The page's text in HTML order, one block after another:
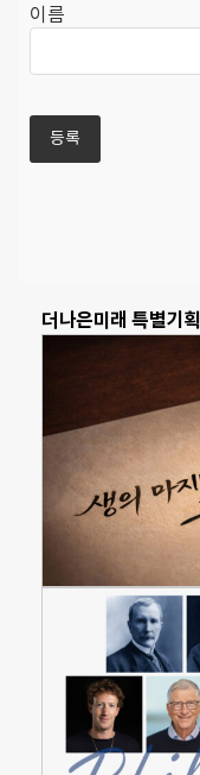
이름
더나은미래 특별기획